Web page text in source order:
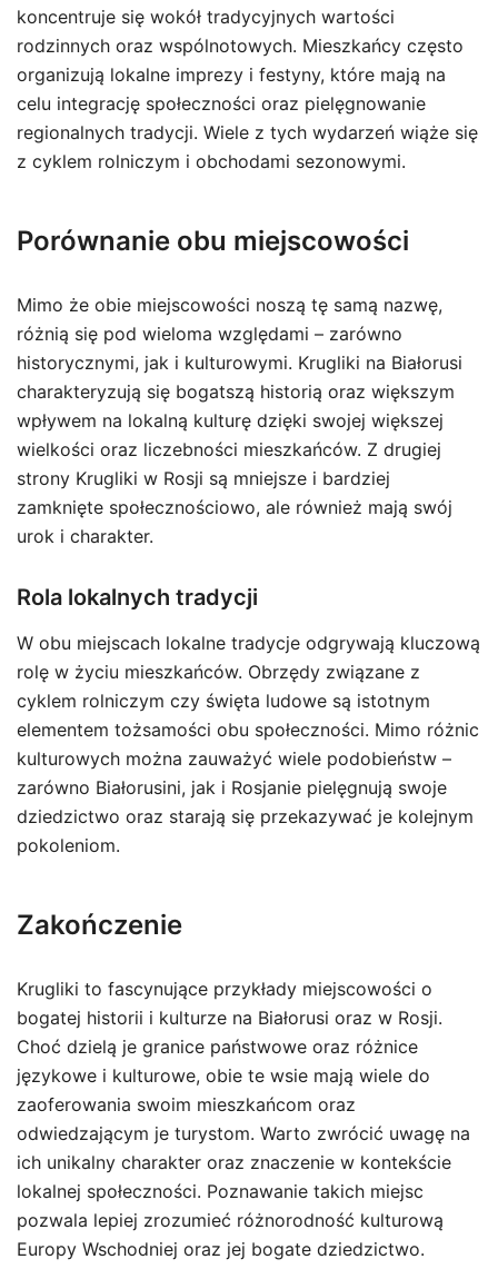
koncentruje się wokół tradycyjnych wartości
rodzinnych oraz wspólnotowych. Mieszkańcy często
organizują lokalne imprezy i festyny, które mają na
celu integrację społeczności oraz pielęgnowanie
regionalnych tradycji. Wiele z tych wydarzeń wiąże się
z cyklem rolniczym i obchodami sezonowymi.
Porównanie obu miejscowości
Mimo że obie miejscowości noszą tę samą nazwę,
różnią się pod wieloma względami – zarówno
historycznymi, jak i kulturowymi. Krugliki na Białorusi
charakteryzują się bogatszą historią oraz większym
wpływem na lokalną kulturę dzięki swojej większej
wielkości oraz liczebności mieszkańców. Z drugiej
strony Krugliki w Rosji są mniejsze i bardziej
zamknięte społecznościowo, ale również mają swój
urok i charakter.
Rola lokalnych tradycji
W obu miejscach lokalne tradycje odgrywają kluczową
rolę w życiu mieszkańców. Obrzędy związane z
cyklem rolniczym czy święta ludowe są istotnym
elementem tożsamości obu społeczności. Mimo różnic
kulturowych można zauważyć wiele podobieństw –
zarówno Białorusini, jak i Rosjanie pielęgnują swoje
dziedzictwo oraz starają się przekazywać je kolejnym
pokoleniom.
Zakończenie
Krugliki to fascynujące przykłady miejscowości o
bogatej historii i kulturze na Białorusi oraz w Rosji.
Choć dzielą je granice państwowe oraz różnice
językowe i kulturowe, obie te wsie mają wiele do
zaoferowania swoim mieszkańcom oraz
odwiedzającym je turystom. Warto zwrócić uwagę na
ich unikalny charakter oraz znaczenie w kontekście
lokalnej społeczności. Poznawanie takich miejsc
pozwala lepiej zrozumieć różnorodność kulturową
Europy Wschodniej oraz jej bogate dziedzictwo.